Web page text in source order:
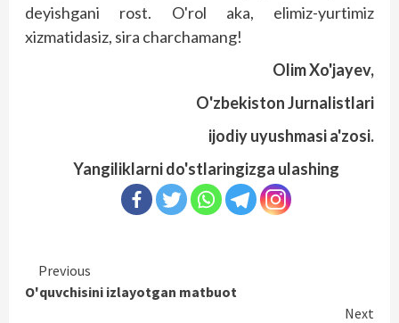
deyishgani rost. O'rol aka, elimiz-yurtimiz
xizmatidasiz, sira charchamang!
Olim Xo'jayev,
O'zbekiston Jurnalistlari
ijodiy uyushmasi a'zosi.
Yangiliklarni do'stlaringizga ulashing
Continue
Reading
Previous
O'quvchisini izlayotgan matbuot
Next